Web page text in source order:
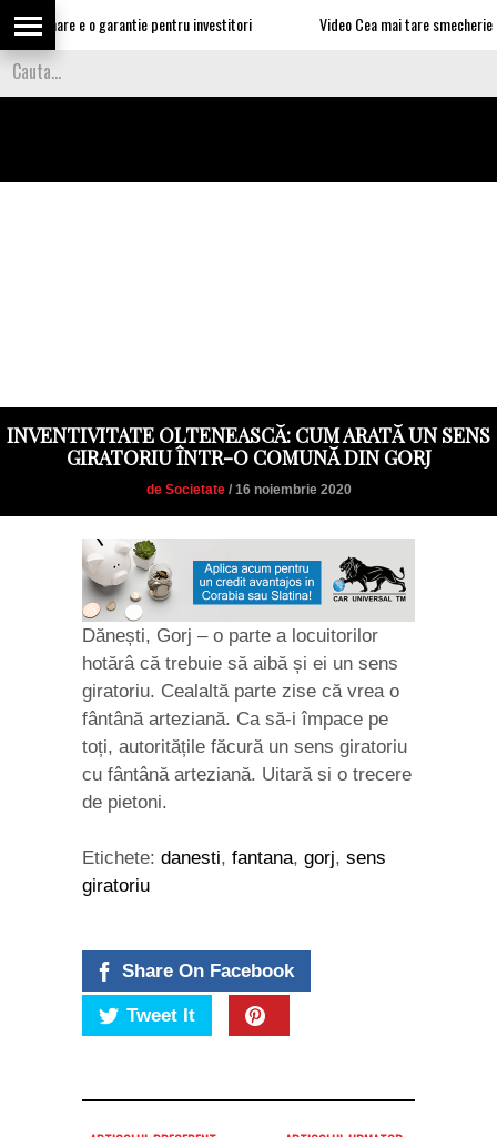
mare e o garantie pentru investitori Video Cea mai tare smecherie e
INVENTIVITATE OLTENEASCĂ: CUM ARATĂ UN SENS
GIRATORIU ÎNTR-O COMUNĂ DIN GORJ
de Societate/ 16 noiembrie 2020
Dănești, Gorj – o parte a locuitorilor
hotărâ că trebuie să aibă și ei un sens
giratoriu. Cealaltă parte zise că vrea o
fântână arteziană. Ca să-i împace pe
toți, autoritățile făcură un sens giratoriu
cu fântână arteziană. Uitară si o trecere
de pietoni.
Etichete: danesti, fantana, gorj, sens
giratoriu
Share On Facebook
Tweet It